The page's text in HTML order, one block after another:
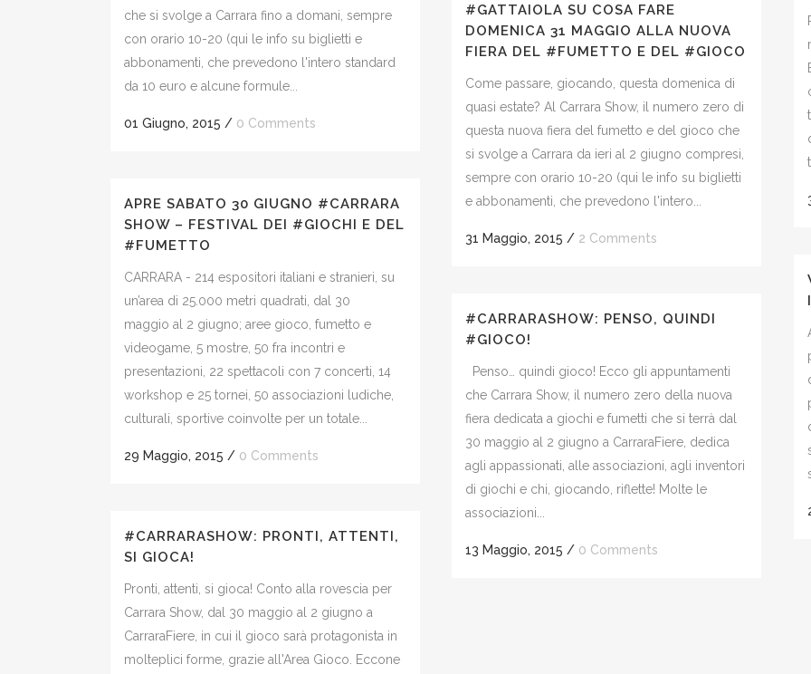
che si svolge a Carrara fino a domani, sempre
con orario 10-20 (qui le info su biglietti e
abbonamenti, che prevedono l'intero standard
da 10 euro e alcune formule...
01 Giugno, 2015 / 0 Comments
#GATTAIOLA SU COSA FARE
DOMENICA 31 MAGGIO ALLA NUOVA
FIERA DEL #FUMETTO E DEL #GIOCO
Come passare, giocando, questa domenica di
quasi estate? Al Carrara Show, il numero zero di
questa nuova fiera del fumetto e del gioco che
si svolge a Carrara da ieri al 2 giugno compresi,
sempre con orario 10-20 (qui le info su biglietti
e abbonamenti, che prevedono l'intero...
31 Maggio, 2015 / 2 Comments
APRE SABATO 30 GIUGNO #CARRARA
SHOW – FESTIVAL DEI #GIOCHI E DEL
#FUMETTO
CARRARA - 214 espositori italiani e stranieri, su
un’area di 25.000 metri quadrati, dal 30
maggio al 2 giugno; aree gioco, fumetto e
videogame, 5 mostre, 50 fra incontri e
presentazioni, 22 spettacoli con 7 concerti, 14
workshop e 25 tornei, 50 associazioni ludiche,
culturali, sportive coinvolte per un totale...
29 Maggio, 2015 / 0 Comments
#CARRARASHOW: PENSO, QUINDI
#GIOCO!
Penso… quindi gioco! Ecco gli appuntamenti
che Carrara Show, il numero zero della nuova
fiera dedicata a giochi e fumetti che si terrà dal
30 maggio al 2 giugno a CarraraFiere, dedica
agli appassionati, alle associazioni, agli inventori
di giochi e chi, giocando, riflette! Molte le
associazioni...
13 Maggio, 2015 / 0 Comments
#CARRARASHOW: PRONTI, ATTENTI,
SI GIOCA!
Pronti, attenti, si gioca! Conto alla rovescia per
Carrara Show, dal 30 maggio al 2 giugno a
CarraraFiere, in cui il gioco sarà protagonista in
molteplici forme, grazie all'Area Gioco. Eccone